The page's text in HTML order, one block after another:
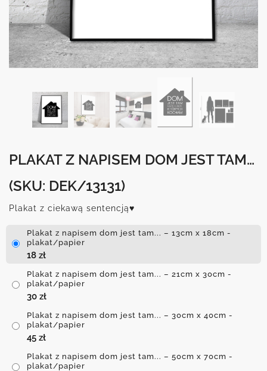
PLAKAT Z NAPISEM DOM JEST TAM…
(SKU: DEK/13131)
Plakat z ciekawą sentencją♥
Plakat z napisem dom jest tam... – 13cm x 18cm -
plakat/papier
18 zł
Plakat z napisem dom jest tam... – 21cm x 30cm -
plakat/papier
30 zł
Plakat z napisem dom jest tam... – 30cm x 40cm -
plakat/papier
45 zł
Plakat z napisem dom jest tam... – 50cm x 70cm -
plakat/papier